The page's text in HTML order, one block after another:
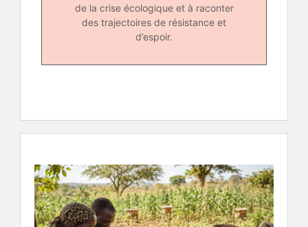
de la crise écologique et à raconter
des trajectoires de résistance et
d’espoir.